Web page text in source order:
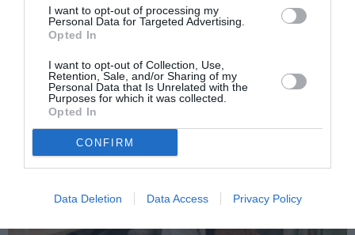
I want to opt-out of processing my
Personal Data for Targeted Advertising.
Opted In
I want to opt-out of Collection, Use,
Retention, Sale, and/or Sharing of my
Personal Data that Is Unrelated with the
Purposes for which it was collected.
Opted In
CONFIRM
Data Deletion Data Access Privacy Policy
Migranti. Ceuta, nuovo allarme per il 15
agosto: sui social circolano appelli a un
ingresso di massa